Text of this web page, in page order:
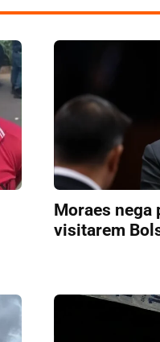
Moraes nega
visitarem